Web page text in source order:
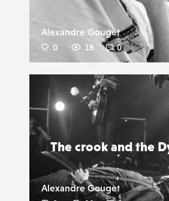
Alexandre Gouget
0 18 0
The crook and the
Alexandre Gouget